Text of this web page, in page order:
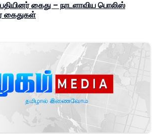
கைது – நாடளாவிய பொலிஸ்
கைதுகள்